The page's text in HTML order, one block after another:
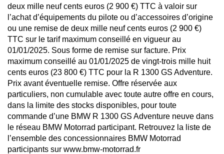
deux mille neuf cents euros (2 900 €) TTC à valoir sur
l’achat d’équipements du pilote ou d’accessoires d’origine
ou une remise de deux mille neuf cents euros (2 900 €)
TTC sur le tarif maximum conseillé en vigueur au
01/01/2025. Sous forme de remise sur facture. Prix
maximum conseillé au 01/01/2025 de vingt-trois mille huit
cents euros (23 800 €) TTC pour la R 1300 GS Adventure.
Prix avant éventuelle remise. Offre réservée aux
particuliers, non cumulable avec toute autre offre en cours,
dans la limite des stocks disponibles, pour toute
commande d’une BMW R 1300 GS Adventure neuve dans
le réseau BMW Motorrad participant. Retrouvez la liste de
l’ensemble des concessionnaires BMW Motorrad
participants sur www.bmw-motorrad.fr